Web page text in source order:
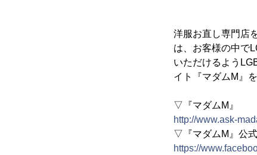
洋服お直し専門店
は、お客様の中で
いただけるよう
イト『マダムM』
▽『マダムM』
http://www.ask-
▽『マダムM』公
https://